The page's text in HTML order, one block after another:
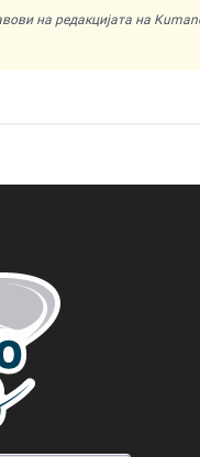
на редакцијата на